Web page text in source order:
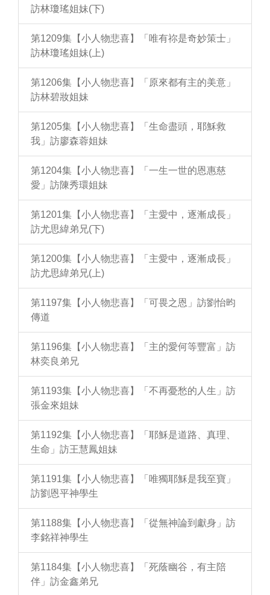
訪林瓊瑤姐妹(下)
第1209集【小人物悲喜】「唯有祢是奇妙策士」
訪林瓊瑤姐妹(上)
第1206集【小人物悲喜】「原來都有主的美意」
訪林碧妝姐妹
第1205集【小人物悲喜】「生命盡頭，耶穌救
我」訪廖森蓉姐妹
第1204集【小人物悲喜】「一生一世的恩惠慈
愛」訪陳秀環姐妹
第1201集【小人物悲喜】「主愛中，逐漸成長」
訪尤思緯弟兄(下)
第1200集【小人物悲喜】「主愛中，逐漸成長」
訪尤思緯弟兄(上)
第1197集【小人物悲喜】「可畏之恩」訪劉怡昀
傳道
第1196集【小人物悲喜】「主的愛何等豐富」訪
林奕良弟兄
第1193集【小人物悲喜】「不再憂愁的人生」訪
張金來姐妹
第1192集【小人物悲喜】「耶穌是道路、真理、
生命」訪王慧鳳姐妹
第1191集【小人物悲喜】「唯獨耶穌是我至寶」
訪劉恩平神學生
第1188集【小人物悲喜】「從無神論到獻身」訪
李銘祥神學生
第1184集【小人物悲喜】「死蔭幽谷，有主陪
伴」訪金鑫弟兄